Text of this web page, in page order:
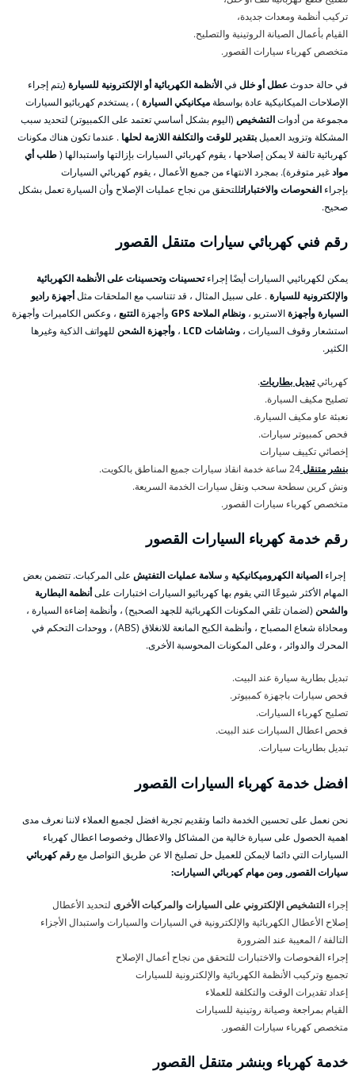
تركيب أنظمة ومعدات جديدة،
القيام بأعمال الصيانة الروتينية والتصليح.
متخصص كهرباء سيارات القصور.
في حالة حدوثعطل أو خلل فيالأنظمة الكهربائية أو الإلكترونية للسيارة (يتم إجراء
الإصلاحات الميكانيكية عادة بواسطةميكانيكي السيارة ) ، يستخدم كهربائيو السيارات
مجموعة من أدواتالتشخيص (اليوم بشكل أساسي تعتمد على الكمبيوتر) لتحديد سبب
المشكلة وتزويد العميلبتقدير للوقت والتكلفة اللازمة لحلها . عندما تكون هناك مكونات
كهربائية تالفة لا يمكن إصلاحها ، يقوم كهربائي السيارات بإزالتها واستبدالها (طلب أي
موادغير متوفرة). بمجرد الانتهاء من جميع الأعمال ، يقوم كهربائي السيارات
بإجراء الفحوصات والاختباراتللتحقق من نجاح عمليات الإصلاح وأن السيارة تعمل بشكل
صحيح.
رقم فني كهربائي سيارات متنقل القصور
يمكن لكهربائيي السيارات أيضًا إجراءتحسينات وتحسينات على الأنظمة الكهربائية
والإلكترونية للسيارة. على سبيل المثال ، قد تتناسب مع الملحقات مثلأجهزة راديو
السيارة وأجهزةالاستريو ، ونظام الملاحة GPS وأجهزةالتتبع ، وعكس الكاميرات وأجهزة
استشعار وقوف السيارات ، وشاشات LCD ، وأجهزة الشحن للهواتف الذكية وغيرها
الكثير.
كهربائيتبديل بطاريات.
تصليح مكيف السيارة.
نعبئة عاو مكيف السيارة.
فحص كمبيوتر سيارات.
إخصائي تكييف سيارات
بنشر متنقل24 ساعة خدمة انقاذ سيارات جميع المناطق بالكويت.
ونش كرين سطحة سحب ونقل سيارات الخدمة السريعة.
متخصص كهرباء سيارات القصور.
رقم خدمة كهرباء السيارات القصور
إجراء الصيانة الكهروميكانيكية و سلامة عمليات التفتيش على المركبات. تتضمن بعض
المهام الأكثر شيوعًا التي يقوم بها كهربائيو السيارات اختبارات علىأنظمة البطارية
والشحن (لضمان تلقي المكونات الكهربائية للجهد الصحيح) ، وأنظمة إضاءة السيارة ،
ومحاذاة شعاع المصباح ، وأنظمة الكبح المانعة للانغلاق (ABS) ، ووحدات التحكم في
المحرك والدوائر ، وعلى المكونات المحوسبة الأخرى.
تبديل بطارية سيارة عند البيت.
فحص سيارات باجهزة كمبيوتر.
تصليح كهرباء السيارات.
فحص اعطال السيارات عند البيت.
تبديل بطاريات سيارات.
افضل خدمة كهرباء السيارات القصور
نحن نعمل على تحسين الخدمة دائما وتقديم تجربة افضل لجميع العملاء لاننا نعرف مدى
اهمية الحصول على سيارة خالية من المشاكل والاعطال وخصوصا اعطال كهرباء
السيارات التي دائما لايمكن للعميل حل تصليخ الا عن طريق التواصل معرقم كهربائي
سيارات القصور, ومن مهام كهربائي السيارات:
إجراء التشخيص الإلكتروني على السيارات والمركبات الأخرى لتحديد الأعطال
إصلاح الأعطال الكهربائية والإلكترونية في السيارات والسيارات واستبدال الأجزاء
التالفة / المعيبة عند الضرورة
إجراء الفحوصات والاختبارات للتحقق من نجاح أعمال الإصلاح
تجميع وتركيب الأنظمة الكهربائية والإلكترونية للسيارات
إعداد تقديرات الوقت والتكلفة للعملاء
القيام بمراجعة وصيانة روتينية للسيارات
متخصص كهرباء سيارات القصور.
خدمة كهرباء وبنشر متنقل القصور